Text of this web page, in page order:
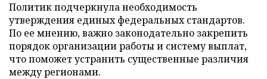
Политик подчеркнула необходимость
утверждения единых федеральных стандартов.
По ее мнению, важно законодательно закрепить
порядок организации работы и систему выплат,
что поможет устранить существенные различия
между регионами.